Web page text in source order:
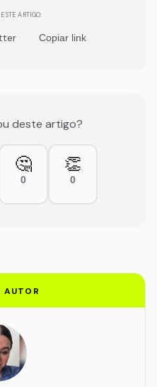
ARTIGO:
Copiar link
deste artigo?
🤔
0
👏
0
AUTOR